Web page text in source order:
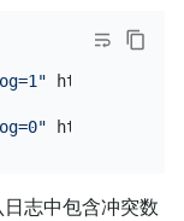
志中包含冲突数